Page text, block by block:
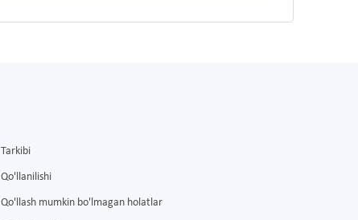
Tarkibi
Qo'llanilishi
Qo'llash mumkin bo'lmagan holatlar